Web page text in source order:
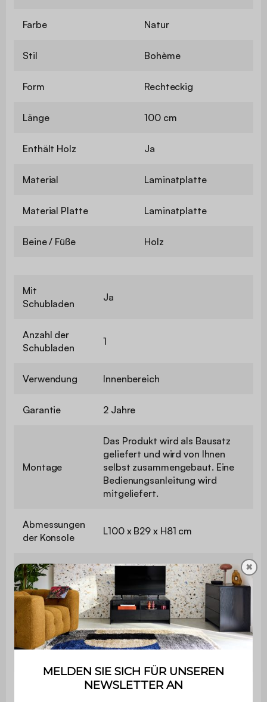
Farbe Natur
Stil Bohème
Form Rechteckig
Länge 100 cm
Enthält Holz Ja
Material Laminatplatte
Material Platte Laminatplatte
Beine / Füße Holz
Mit
Schubladen
Ja
Anzahl der
Schubladen
1
Verwendung Innenbereich
Garantie 2 Jahre
Montage
Das Produkt wird als Bausatz
geliefert und wird von Ihnen
selbst zusammengebaut. Eine
Bedienungsanleitung wird
mitgeliefert.
Abmessungen
der Konsole
L100 x B29 x H81 cm
Ablage oben
gesamt
L100 x B29 cm
Anzahl der
Griffe
1
✖